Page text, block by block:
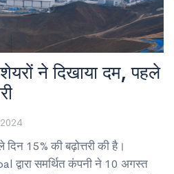
ने दिखाया दम, पहले
15% की बढ़ोत्तरी की है।
समर्थित कंपनी ने 10 अगस्त